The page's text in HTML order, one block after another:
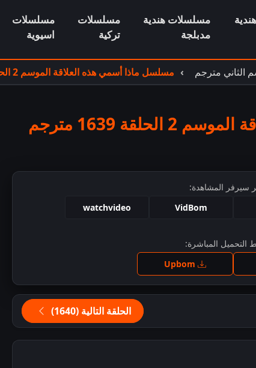
مسلسلات هندية
مدبلجة
مسلسلات
تركية
مسلسلات
اسيوية
الثاني مترجم مسلسل ماذا أسمي هذه العلاقة الموسم 2 الحلقة 1639 مترجم
1639 مترجم
سيرفر المشاهدة:
VidBom
watchvideo
للمشاهدة
التحميل المباشرة:
الحلقة التالية (1640)